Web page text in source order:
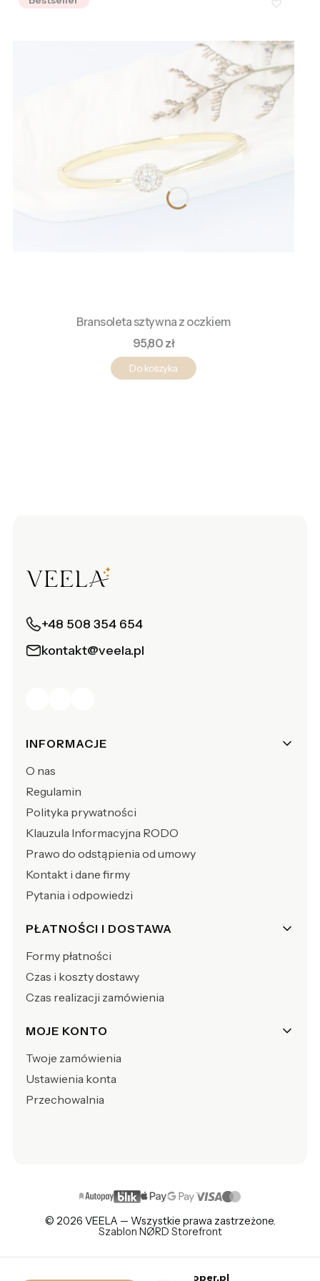
Bransoleta sztywna z oczkiem
Cena
95,80 zł
Do koszyka
+48 508 354 654
kontakt@veela.pl
Linki w stopce
INFORMACJE
O nas
Regulamin
Polityka prywatności
Klauzula Informacyjna RODO
Prawo do odstąpienia od umowy
Kontakt i dane firmy
Pytania i odpowiedzi
PŁATNOŚCI I DOSTAWA
Formy płatności
Czas i koszty dostawy
Czas realizacji zamówienia
MOJE KONTO
Twoje zamówienia
Ustawienia konta
Przechowalnia
© 2026 VEELA — Wszystkie prawa zastrzeżone.
Szablon NØRD Storefront
Sklep internetowy Shoper.pl